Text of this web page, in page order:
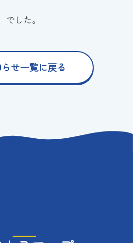
でした。
せ一覧に戻る